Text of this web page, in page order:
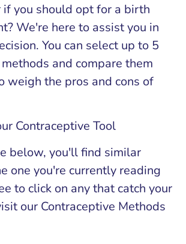
you should opt for a birth
We're here to assist you in
You can select up to 5
and compare them
weigh the pros and cons of
Contraceptive Tool
below, you'll find similar
one you're currently reading
to click on any that catch your
our Contraceptive Methods